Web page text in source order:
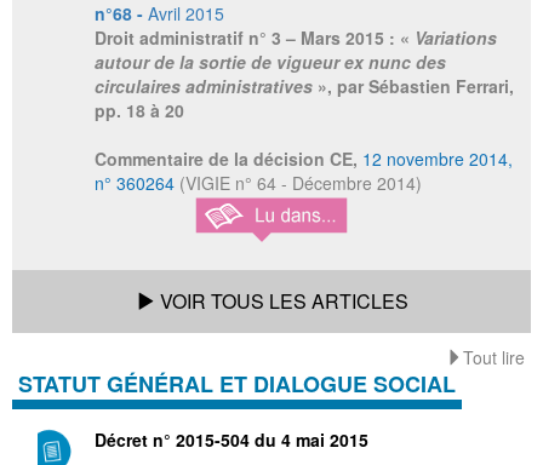
n°68 - Avril 2015
Droit administratif n° 3 – Mars 2015 : « Variations
autour de la sortie de vigueur ex nunc des
circulaires administratives », par Sébastien Ferrari,
pp. 18 à 20
Commentaire de la décision CE, 12 novembre 2014,
n° 360264(VIGIE n° 64 - Décembre 2014)
VOIR TOUS LES ARTICLES
Tout lire
STATUT GÉNÉRAL ET DIALOGUE SOCIAL
Décret n° 2015-504 du 4 mai 2015